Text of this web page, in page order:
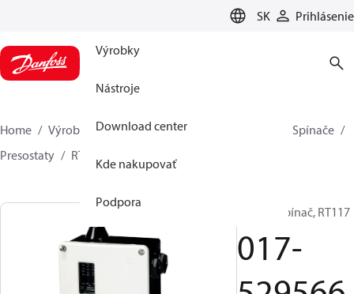
SK Prihlásenie
Výrobky
Nástroje
Download center
Kde nakupovať
Podpora
Home Výrobky Climate Solutions pre chladenie
Spínače
Presostaty
RT
tlakový spínač, RT117
017-